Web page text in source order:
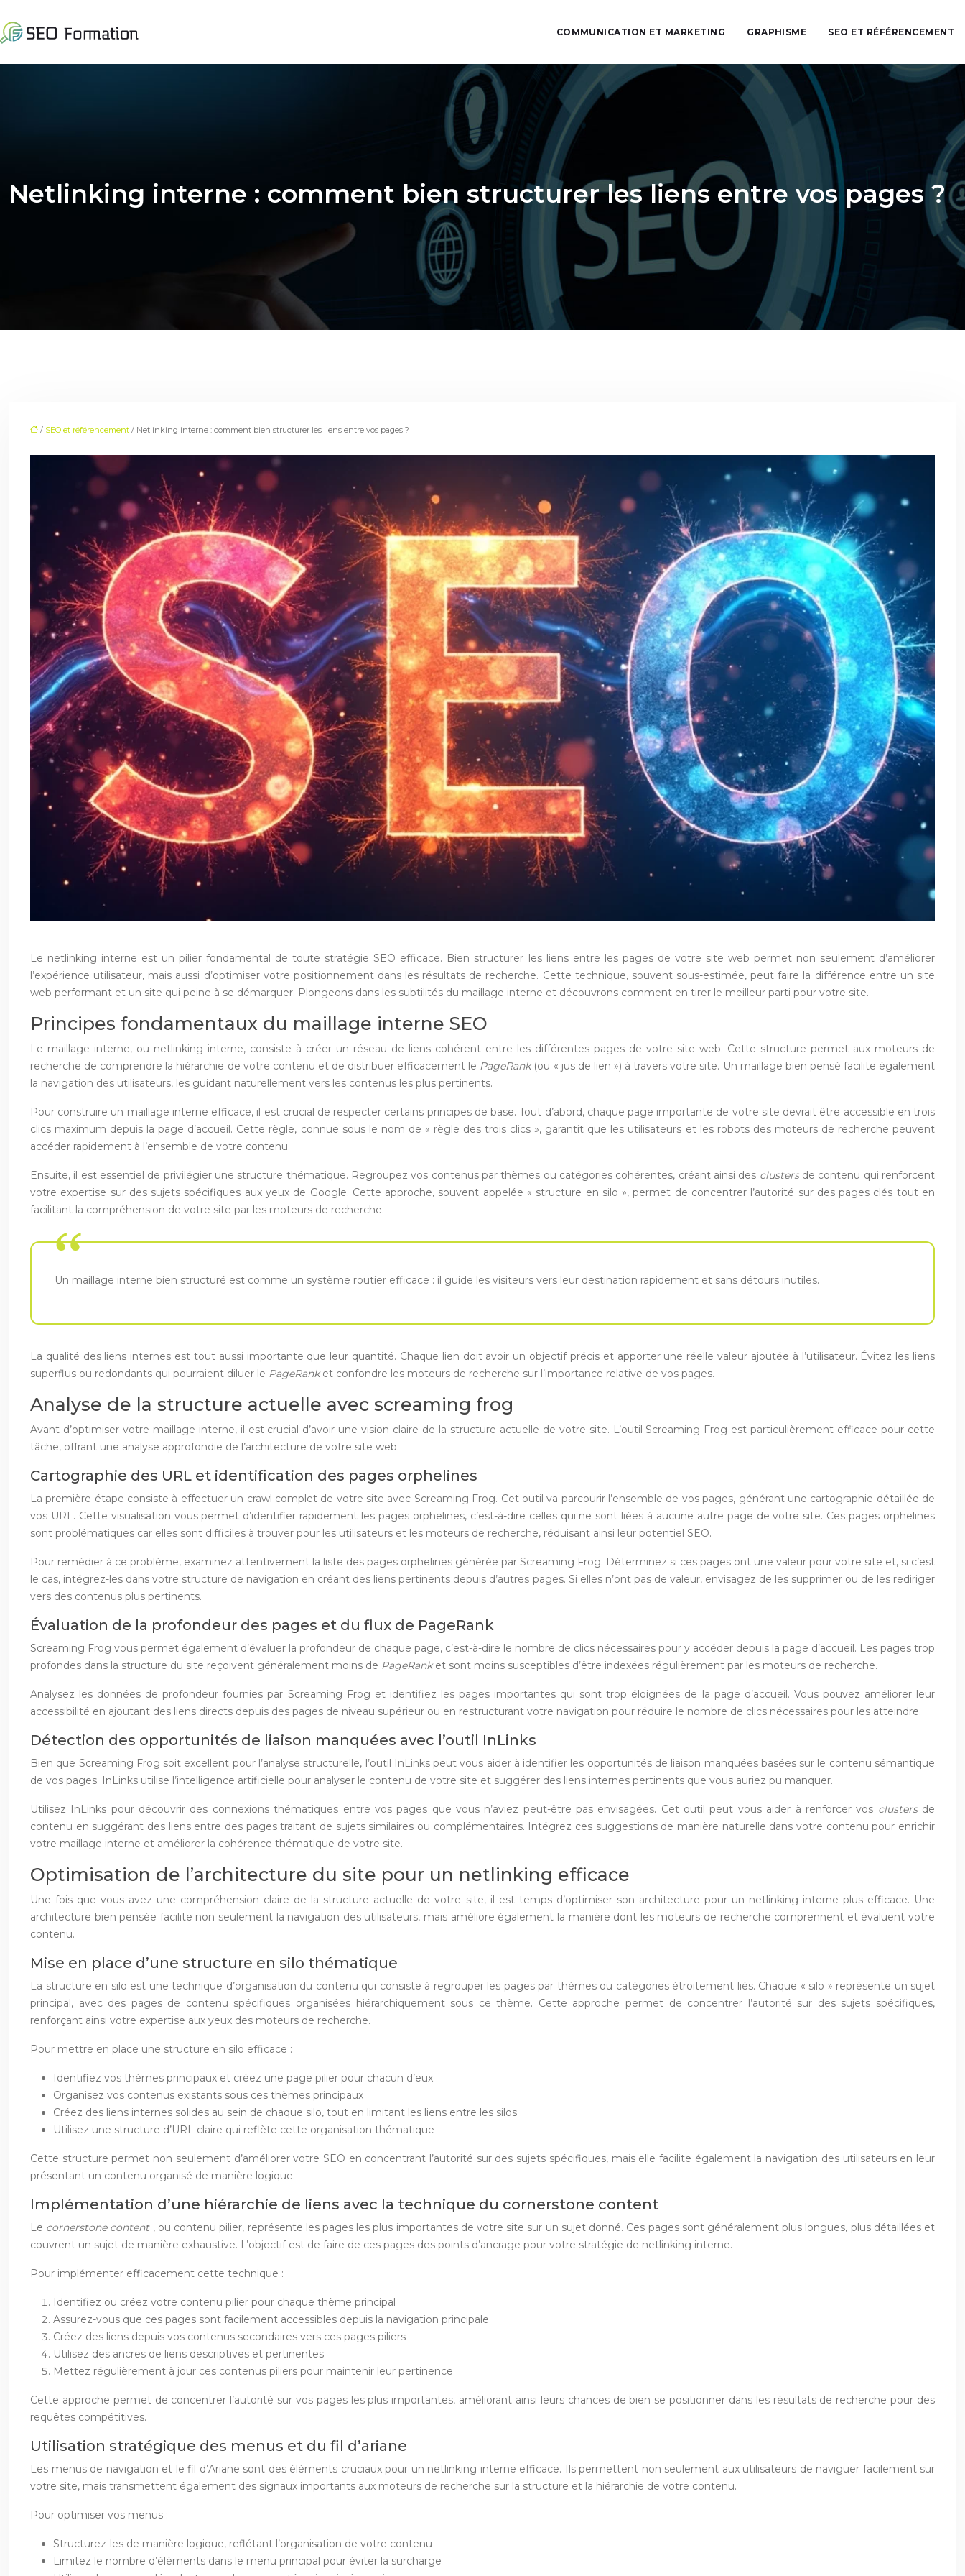
COMMUNICATION ET MARKETING GRAPHISME SEO ET RÉFÉRENCEMENT
Netlinking interne : comment bien structurer les liens entre vos pages ?
/ SEO et référencement / Netlinking interne : comment bien structurer les liens entre vos pages ?
Le netlinking interne est un pilier fondamental de toute stratégie SEO efficace. Bien structurer les liens entre les pages de votre site web permet non seulement d’améliorer
l’expérience utilisateur, mais aussi d’optimiser votre positionnement dans les résultats de recherche. Cette technique, souvent sous-estimée, peut faire la différence entre un site
web performant et un site qui peine à se démarquer. Plongeons dans les subtilités du maillage interne et découvrons comment en tirer le meilleur parti pour votre site.
Principes fondamentaux du maillage interne SEO
Le maillage interne, ou netlinking interne, consiste à créer un réseau de liens cohérent entre les différentes pages de votre site web. Cette structure permet aux moteurs de
recherche de comprendre la hiérarchie de votre contenu et de distribuer efficacement le PageRank (ou « jus de lien ») à travers votre site. Un maillage bien pensé facilite également
la navigation des utilisateurs, les guidant naturellement vers les contenus les plus pertinents.
Pour construire un maillage interne efficace, il est crucial de respecter certains principes de base. Tout d’abord, chaque page importante de votre site devrait être accessible en trois
clics maximum depuis la page d’accueil. Cette règle, connue sous le nom de « règle des trois clics », garantit que les utilisateurs et les robots des moteurs de recherche peuvent
accéder rapidement à l’ensemble de votre contenu.
Ensuite, il est essentiel de privilégier une structure thématique. Regroupez vos contenus par thèmes ou catégories cohérentes, créant ainsi des clusters de contenu qui renforcent
votre expertise sur des sujets spécifiques aux yeux de Google. Cette approche, souvent appelée « structure en silo », permet de concentrer l’autorité sur des pages clés tout en
facilitant la compréhension de votre site par les moteurs de recherche.
Un maillage interne bien structuré est comme un système routier efficace : il guide les visiteurs vers leur destination rapidement et sans détours inutiles.
La qualité des liens internes est tout aussi importante que leur quantité. Chaque lien doit avoir un objectif précis et apporter une réelle valeur ajoutée à l’utilisateur. Évitez les liens
superflus ou redondants qui pourraient diluer le PageRanket confondre les moteurs de recherche sur l’importance relative de vos pages.
Analyse de la structure actuelle avec screaming frog
Avant d’optimiser votre maillage interne, il est crucial d’avoir une vision claire de la structure actuelle de votre site. L’outil Screaming Frog est particulièrement efficace pour cette
tâche, offrant une analyse approfondie de l’architecture de votre site web.
Cartographie des URL et identification des pages orphelines
La première étape consiste à effectuer un crawl complet de votre site avec Screaming Frog. Cet outil va parcourir l’ensemble de vos pages, générant une cartographie détaillée de
vos URL. Cette visualisation vous permet d’identifier rapidement les pages orphelines, c’est-à-dire celles qui ne sont liées à aucune autre page de votre site. Ces pages orphelines
sont problématiques car elles sont difficiles à trouver pour les utilisateurs et les moteurs de recherche, réduisant ainsi leur potentiel SEO.
Pour remédier à ce problème, examinez attentivement la liste des pages orphelines générée par Screaming Frog. Déterminez si ces pages ont une valeur pour votre site et, si c’est
le cas, intégrez-les dans votre structure de navigation en créant des liens pertinents depuis d’autres pages. Si elles n’ont pas de valeur, envisagez de les supprimer ou de les rediriger
vers des contenus plus pertinents.
Évaluation de la profondeur des pages et du flux de PageRank
Screaming Frog vous permet également d’évaluer la profondeur de chaque page, c’est-à-dire le nombre de clics nécessaires pour y accéder depuis la page d’accueil. Les pages trop
profondes dans la structure du site reçoivent généralement moins de PageRanket sont moins susceptibles d’être indexées régulièrement par les moteurs de recherche.
Analysez les données de profondeur fournies par Screaming Frog et identifiez les pages importantes qui sont trop éloignées de la page d’accueil. Vous pouvez améliorer leur
accessibilité en ajoutant des liens directs depuis des pages de niveau supérieur ou en restructurant votre navigation pour réduire le nombre de clics nécessaires pour les atteindre.
Détection des opportunités de liaison manquées avec l’outil InLinks
Bien que Screaming Frog soit excellent pour l’analyse structurelle, l’outil InLinks peut vous aider à identifier les opportunités de liaison manquées basées sur le contenu sémantique
de vos pages. InLinks utilise l’intelligence artificielle pour analyser le contenu de votre site et suggérer des liens internes pertinents que vous auriez pu manquer.
Utilisez InLinks pour découvrir des connexions thématiques entre vos pages que vous n’aviez peut-être pas envisagées. Cet outil peut vous aider à renforcer vos clusters de
contenu en suggérant des liens entre des pages traitant de sujets similaires ou complémentaires. Intégrez ces suggestions de manière naturelle dans votre contenu pour enrichir
votre maillage interne et améliorer la cohérence thématique de votre site.
Optimisation de l’architecture du site pour un netlinking efficace
Une fois que vous avez une compréhension claire de la structure actuelle de votre site, il est temps d’optimiser son architecture pour un netlinking interne plus efficace. Une
architecture bien pensée facilite non seulement la navigation des utilisateurs, mais améliore également la manière dont les moteurs de recherche comprennent et évaluent votre
contenu.
Mise en place d’une structure en silo thématique
La structure en silo est une technique d’organisation du contenu qui consiste à regrouper les pages par thèmes ou catégories étroitement liés. Chaque « silo » représente un sujet
principal, avec des pages de contenu spécifiques organisées hiérarchiquement sous ce thème. Cette approche permet de concentrer l’autorité sur des sujets spécifiques,
renforçant ainsi votre expertise aux yeux des moteurs de recherche.
Pour mettre en place une structure en silo efficace :
Identifiez vos thèmes principaux et créez une page pilier pour chacun d’eux
Organisez vos contenus existants sous ces thèmes principaux
Créez des liens internes solides au sein de chaque silo, tout en limitant les liens entre les silos
Utilisez une structure d’URL claire qui reflète cette organisation thématique
Cette structure permet non seulement d’améliorer votre SEO en concentrant l’autorité sur des sujets spécifiques, mais elle facilite également la navigation des utilisateurs en leur
présentant un contenu organisé de manière logique.
Implémentation d’une hiérarchie de liens avec la technique du cornerstone content
Le cornerstone content , ou contenu pilier, représente les pages les plus importantes de votre site sur un sujet donné. Ces pages sont généralement plus longues, plus détaillées et
couvrent un sujet de manière exhaustive. L’objectif est de faire de ces pages des points d’ancrage pour votre stratégie de netlinking interne.
Pour implémenter efficacement cette technique :
Identifiez ou créez votre contenu pilier pour chaque thème principal
Assurez-vous que ces pages sont facilement accessibles depuis la navigation principale
Créez des liens depuis vos contenus secondaires vers ces pages piliers
Utilisez des ancres de liens descriptives et pertinentes
Mettez régulièrement à jour ces contenus piliers pour maintenir leur pertinence
Cette approche permet de concentrer l’autorité sur vos pages les plus importantes, améliorant ainsi leurs chances de bien se positionner dans les résultats de recherche pour des
requêtes compétitives.
Utilisation stratégique des menus et du fil d’ariane
Les menus de navigation et le fil d’Ariane sont des éléments cruciaux pour un netlinking interne efficace. Ils permettent non seulement aux utilisateurs de naviguer facilement sur
votre site, mais transmettent également des signaux importants aux moteurs de recherche sur la structure et la hiérarchie de votre contenu.
Pour optimiser vos menus :
Structurez-les de manière logique, reflétant l’organisation de votre contenu
Limitez le nombre d’éléments dans le menu principal pour éviter la surcharge